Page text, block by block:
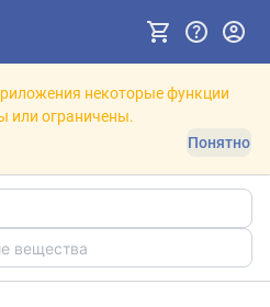
некоторые функции
или ограничены.
Понятно